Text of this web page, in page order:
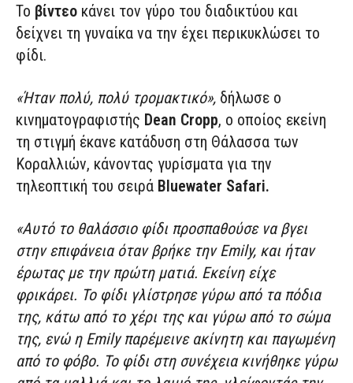
Το βίντεο κάνει τον γύρο του διαδικτύου και
δείχνει τη γυναίκα να την έχει περικυκλώσει το
φίδι.
«Ήταν πολύ, πολύ τρομακτικό», δήλωσε ο
κινηματογραφιστής Dean Cropp, ο οποίος εκείνη
τη στιγμή έκανε κατάδυση στη Θάλασσα των
Κοραλλιών, κάνοντας γυρίσματα για την
τηλεοπτική του σειρά Bluewater Safari.
«Αυτό το θαλάσσιο φίδι προσπαθούσε να βγει
στην επιφάνεια όταν βρήκε την Emily, και ήταν
έρωτας με την πρώτη ματιά. Εκείνη είχε
φρικάρει. Το φίδι γλίστρησε γύρω από τα πόδια
της, κάτω από το χέρι της και γύρω από το σώμα
της, ενώ η Emily παρέμεινε ακίνητη και παγωμένη
από το φόβο. Το φίδι στη συνέχεια κινήθηκε γύρω